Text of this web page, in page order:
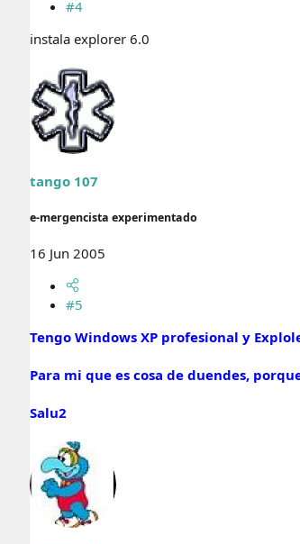
#4
instala explorer 6.0
tango 107
e-mergencista experimentado
16 Jun 2005
#5
Tengo Windows XP profesional y
Para mi que es cosa de duendes,
Salu2